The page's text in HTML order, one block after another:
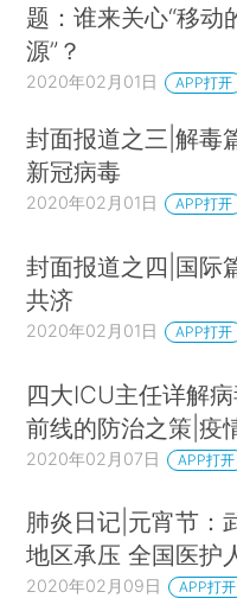
题：谁来关心“移动
源”？
2020年02月01日 APP打开
封面报道之三|解毒
新冠病毒
2020年02月01日 APP打开
封面报道之四|国际
共济
2020年02月01日 APP打开
四大ICU主任详解
前线的防治之策|疫
2020年02月07日 APP打开
肺炎日记|元宵节：
地区承压 全国医护
2020年02月09日 APP打开